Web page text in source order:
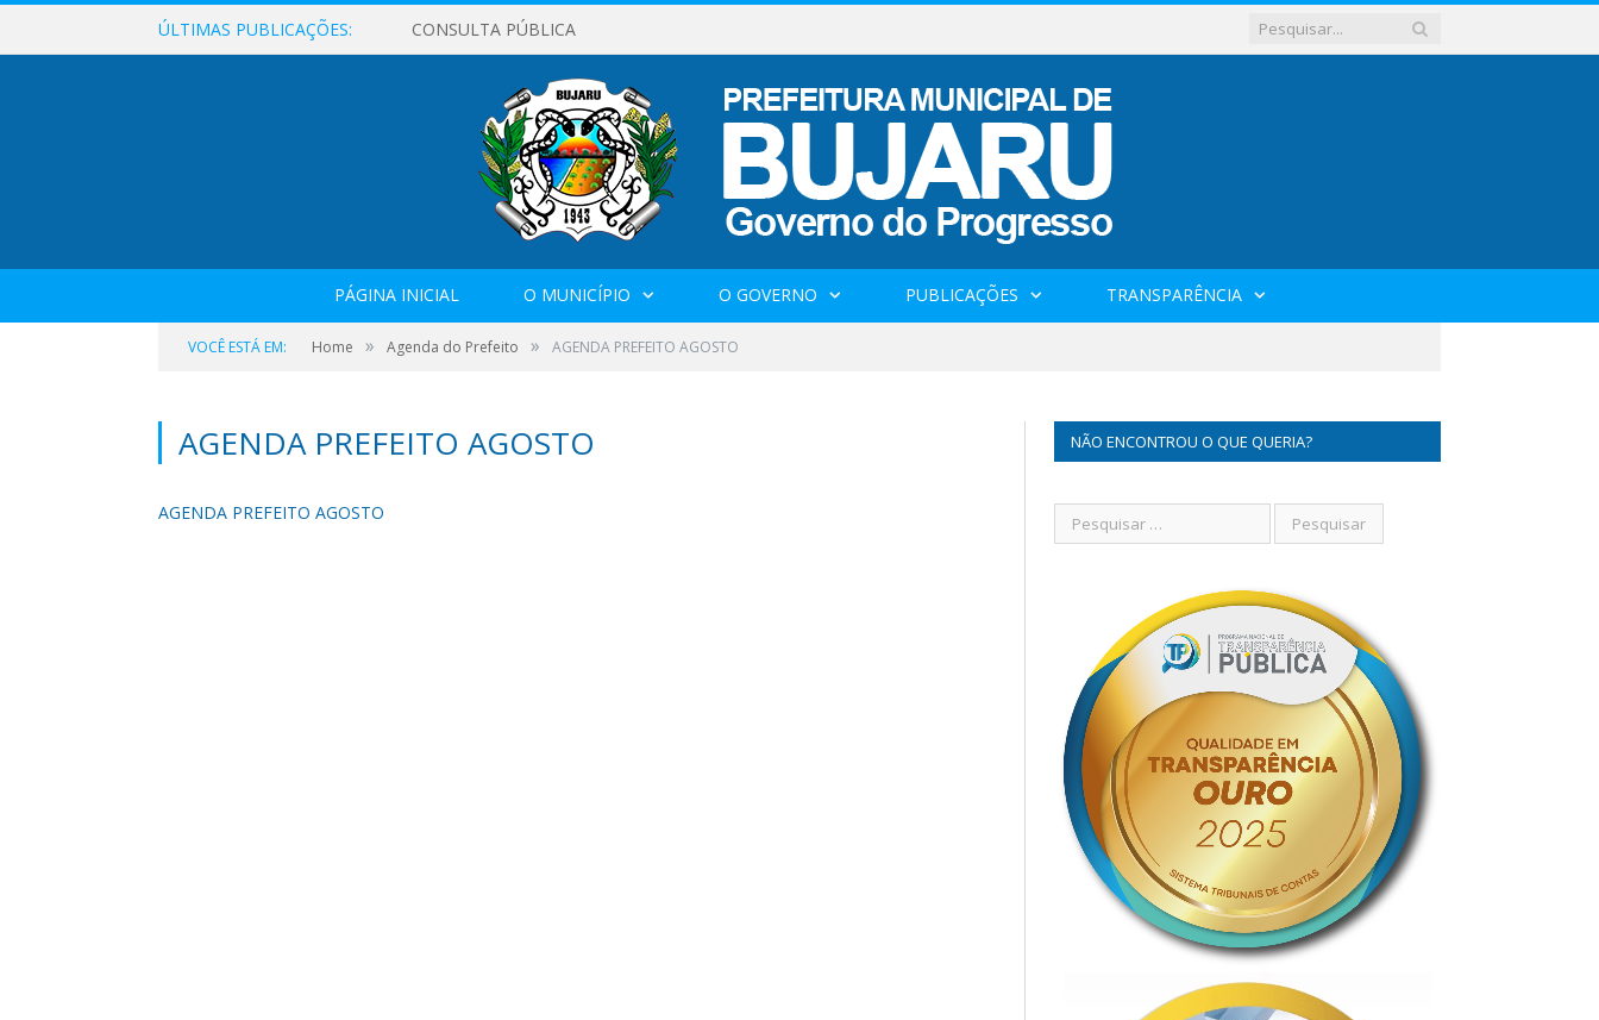
ÚLTIMAS PUBLICAÇÕES: CONSULTA PÚBLICA
PÁGINA INICIAL O MUNICÍPIO O GOVERNO PUBLICAÇÕES TRANSPARÊNCIA
VOCÊ ESTÁ EM: Home » Agenda do Prefeito » AGENDA PREFEITO AGOSTO
AGENDA PREFEITO AGOSTO
AGENDA PREFEITO AGOSTO
NÃO ENCONTROU O QUE QUERIA?